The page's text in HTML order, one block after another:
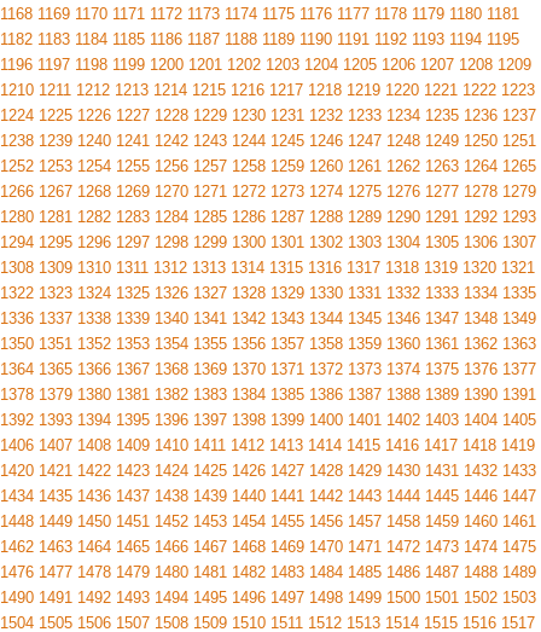
1168 1169 1170 1171 1172 1173 1174 1175 1176 1177 1178 1179 1180 1181
1182 1183 1184 1185 1186 1187 1188 1189 1190 1191 1192 1193 1194 1195
1196 1197 1198 1199 1200 1201 1202 1203 1204 1205 1206 1207 1208 1209
1210 1211 1212 1213 1214 1215 1216 1217 1218 1219 1220 1221 1222 1223
1224 1225 1226 1227 1228 1229 1230 1231 1232 1233 1234 1235 1236 1237
1238 1239 1240 1241 1242 1243 1244 1245 1246 1247 1248 1249 1250 1251
1252 1253 1254 1255 1256 1257 1258 1259 1260 1261 1262 1263 1264 1265
1266 1267 1268 1269 1270 1271 1272 1273 1274 1275 1276 1277 1278 1279
1280 1281 1282 1283 1284 1285 1286 1287 1288 1289 1290 1291 1292 1293
1294 1295 1296 1297 1298 1299 1300 1301 1302 1303 1304 1305 1306 1307
1308 1309 1310 1311 1312 1313 1314 1315 1316 1317 1318 1319 1320 1321
1322 1323 1324 1325 1326 1327 1328 1329 1330 1331 1332 1333 1334 1335
1336 1337 1338 1339 1340 1341 1342 1343 1344 1345 1346 1347 1348 1349
1350 1351 1352 1353 1354 1355 1356 1357 1358 1359 1360 1361 1362 1363
1364 1365 1366 1367 1368 1369 1370 1371 1372 1373 1374 1375 1376 1377
1378 1379 1380 1381 1382 1383 1384 1385 1386 1387 1388 1389 1390 1391
1392 1393 1394 1395 1396 1397 1398 1399 1400 1401 1402 1403 1404 1405
1406 1407 1408 1409 1410 1411 1412 1413 1414 1415 1416 1417 1418 1419
1420 1421 1422 1423 1424 1425 1426 1427 1428 1429 1430 1431 1432 1433
1434 1435 1436 1437 1438 1439 1440 1441 1442 1443 1444 1445 1446 1447
1448 1449 1450 1451 1452 1453 1454 1455 1456 1457 1458 1459 1460 1461
1462 1463 1464 1465 1466 1467 1468 1469 1470 1471 1472 1473 1474 1475
1476 1477 1478 1479 1480 1481 1482 1483 1484 1485 1486 1487 1488 1489
1490 1491 1492 1493 1494 1495 1496 1497 1498 1499 1500 1501 1502 1503
1504 1505 1506 1507 1508 1509 1510 1511 1512 1513 1514 1515 1516 1517